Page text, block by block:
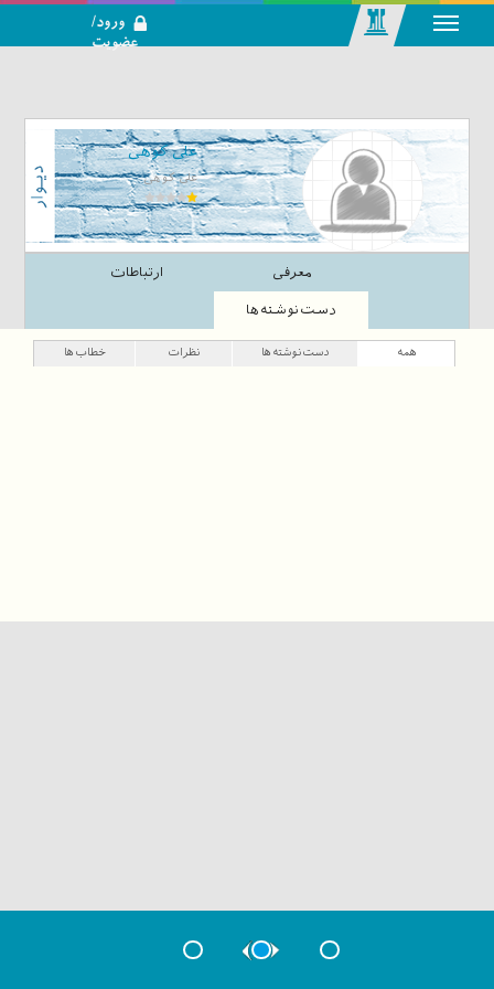
تحلیلی بازار
سرمایه
ورود/
عضویت
علی کوهی
علی کوهی
معرفی ارتباطات
دست‌نوشته‌ها
همه دست‌نوشته‌ها نظرات خطاب‌ها